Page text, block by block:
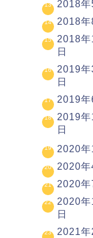
2018年
2018年
2018
日
2019
日
2019年
2019
日
2020年
2020年
2020年
2020
日
2021